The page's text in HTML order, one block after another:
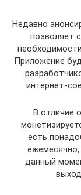
Недавно
позволяет
Приложение
интернет-
В отличие
есть
данный